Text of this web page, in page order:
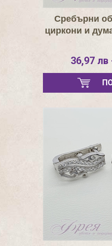
Сребърни
циркони и
36,97 лв